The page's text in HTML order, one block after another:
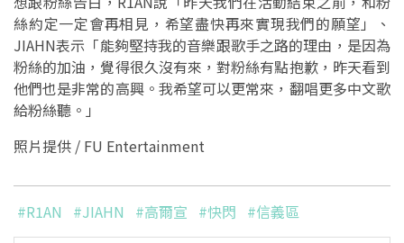
絲約定一定會再相見，希望盡快再來實現我們的願望」、
JIAHN表示「能夠堅持我的音樂跟歌手之路的理由，是因為
粉絲的加油，覺得很久沒有來，對粉絲有點抱歉，昨天看到
他們也是非常的高興。我希望可以更常來，翻唱更多中文歌
給粉絲聽。」
照片提供 / FU Entertainment
#R1AN #JIAHN #高爾宣 #快閃 #信義區